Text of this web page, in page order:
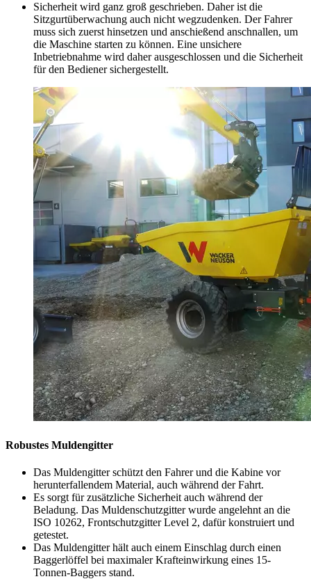
Sicherheit wird ganz groß geschrieben. Daher ist die
Sitzgurtüberwachung auch nicht wegzudenken. Der Fahrer
muss sich zuerst hinsetzen und anschießend anschnallen, um
die Maschine starten zu können. Eine unsichere
Inbetriebnahme wird daher ausgeschlossen und die Sicherheit
für den Bediener sichergestellt.
Robustes Muldengitter
Das Muldengitter schützt den Fahrer und die Kabine vor
herunterfallendem Material, auch während der Fahrt.
Es sorgt für zusätzliche Sicherheit auch während der
Beladung. Das Muldenschutzgitter wurde angelehnt an die
ISO 10262, Frontschutzgitter Level 2, dafür konstruiert und
getestet.
Das Muldengitter hält auch einem Einschlag durch einen
Baggerlöffel bei maximaler Krafteinwirkung eines 15-
Tonnen-Baggers stand.